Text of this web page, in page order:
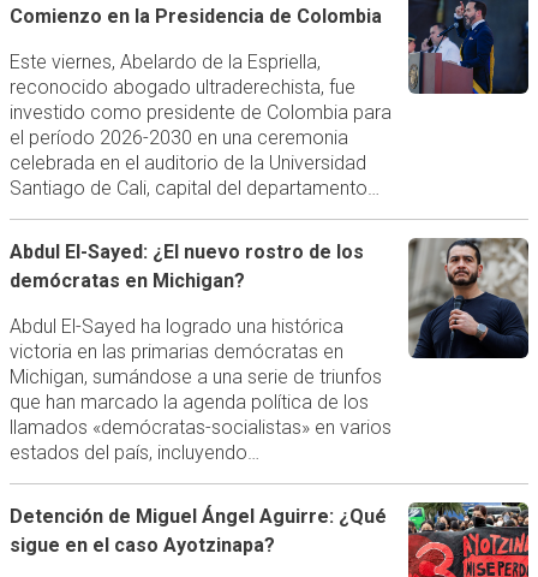
Comienzo en la Presidencia de Colombia
Este viernes, Abelardo de la Espriella,
reconocido abogado ultraderechista, fue
investido como presidente de Colombia para
el período 2026-2030 en una ceremonia
celebrada en el auditorio de la Universidad
Santiago de Cali, capital del departamento…
Abdul El-Sayed: ¿El nuevo rostro de los
demócratas en Michigan?
Abdul El-Sayed ha logrado una histórica
victoria en las primarias demócratas en
Michigan, sumándose a una serie de triunfos
que han marcado la agenda política de los
llamados «demócratas-socialistas» en varios
estados del país, incluyendo…
Detención de Miguel Ángel Aguirre: ¿Qué
sigue en el caso Ayotzinapa?